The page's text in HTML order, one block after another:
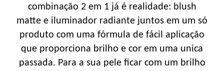
combinação 2 em 1 já é realidade: blush
matte e iluminador radiante juntos em um só
produto com uma fórmula de fácil aplicação
que proporciona brilho e cor em uma unica
passada. Para a sua pele ficar com um brilho